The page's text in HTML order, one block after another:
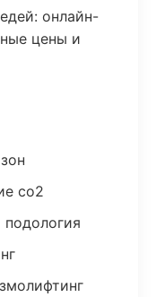
онлайн-
цены и
co2